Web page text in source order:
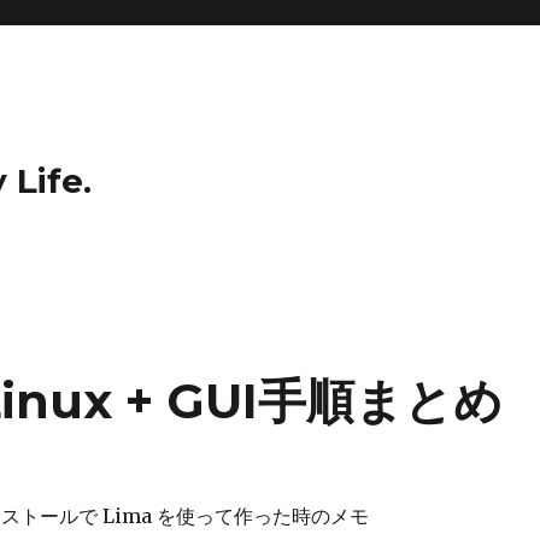
Life.
+ GUI手順まとめ
トールで Lima を使って作った時のメモ